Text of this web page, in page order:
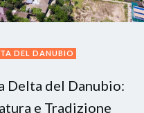
DEL DANUBIO
Delta del Danubio:
e Tradizione